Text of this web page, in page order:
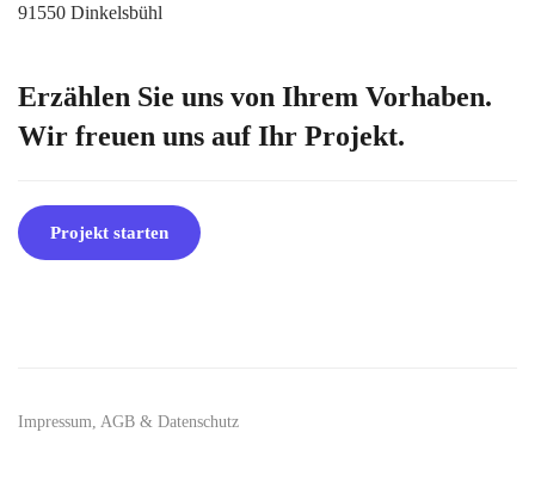
91550 Dinkelsbühl
Erzählen Sie uns von Ihrem Vorhaben.
Wir freuen uns auf Ihr Projekt.
Projekt starten
Impressum, AGB & Datenschutz